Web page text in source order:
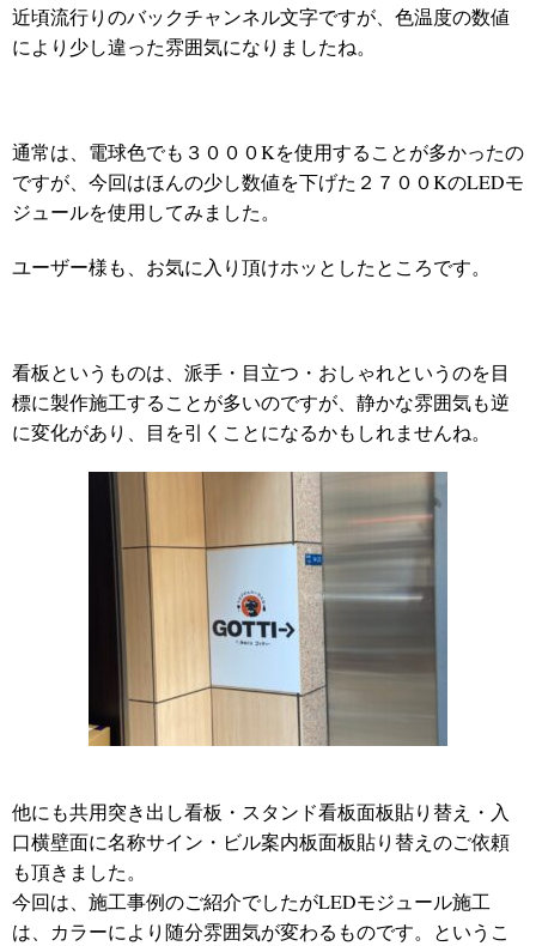
近頃流行りのバックチャンネル文字ですが、色温度の数値
により少し違った雰囲気になりましたね。
通常は、電球色でも３０００Kを使用することが多かったの
ですが、今回はほんの少し数値を下げた２７００KのLEDモ
ジュールを使用してみました。
ユーザー様も、お気に入り頂けホッとしたところです。
看板というものは、派手・目立つ・おしゃれというのを目
標に製作施工することが多いのですが、静かな雰囲気も逆
に変化があり、目を引くことになるかもしれませんね。
他にも共用突き出し看板・スタンド看板面板貼り替え・入
口横壁面に名称サイン・ビル案内板面板貼り替えのご依頼
も頂きました。
今回は、施工事例のご紹介でしたがLEDモジュール施工
は、カラーにより随分雰囲気が変わるものです。というこ